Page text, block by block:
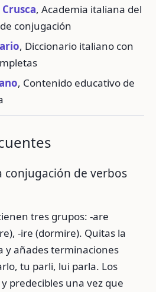
, Academia italiana del
conjugación
, Diccionario italiano con
, Contenido educativo de
conjugación de verbos
tres grupos: -are
-ire (dormire). Quitas la
añades terminaciones
tu parli, lui parla. Los
predecibles una vez que